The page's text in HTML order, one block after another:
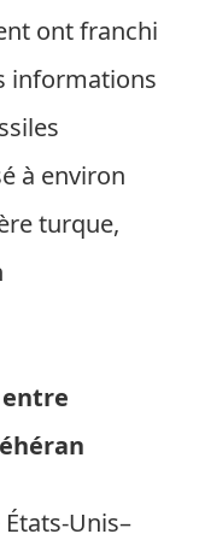
ont franchi
informations
à environ
turque,
Unis–